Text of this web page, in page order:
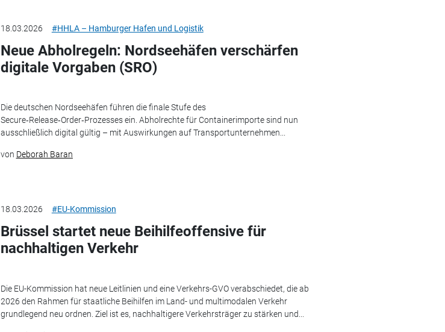
18.03.2026 #HHLA – Hamburger Hafen und Logistik
Neue Abholregeln: Nordseehäfen verschärfen
digitale Vorgaben (SRO)
Die deutschen Nordseehäfen führen die finale Stufe des
Secure‑Release‑Order‑Prozesses ein. Abholrechte für Containerimporte sind nun
ausschließlich digital gültig – mit Auswirkungen auf Transportunternehmen...
von Deborah Baran
18.03.2026 #EU-Kommission
Brüssel startet neue Beihilfeoffensive für
nachhaltigen Verkehr
Die EU-Kommission hat neue Leitlinien und eine Verkehrs-GVO verabschiedet, die ab
2026 den Rahmen für staatliche Beihilfen im Land- und multimodalen Verkehr
grundlegend neu ordnen. Ziel ist es, nachhaltigere Verkehrsträger zu stärken und...